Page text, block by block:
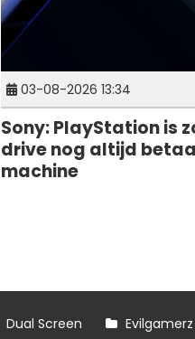
03-08-2026 13:34
Sony: PlayStation is
drive nog altijd
machine
Dual Screen Evilgamerz